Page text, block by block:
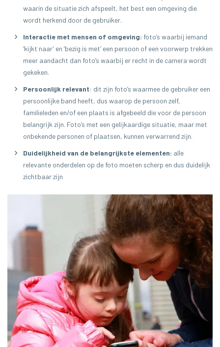
waarin de situatie zich afspeelt, het best een omgeving die
wordt herkend door de gebruiker.
Interactie met mensen of omgeving: foto’s waarbij iemand
‘kijkt naar’ en ‘bezig is met’ een persoon of een voorwerp trekken
meer aandacht dan foto’s waarbij er recht in de camera wordt
gekeken.
Persoonlijk relevant: dit zijn foto’s waarmee de gebruiker een
persoonlijke band heeft, dus waarop de persoon zelf,
familieleden en/of een plaats is afgebeeld die voor de persoon
belangrijk zijn. Foto’s met een gelijkaardige situatie, maar met
onbekende personen of plaatsen, kunnen verwarrend zijn.
Duidelijkheid van de belangrijkste elementen: alle
relevante onderdelen op de foto moeten scherp en dus duidelijk
zichtbaar zijn